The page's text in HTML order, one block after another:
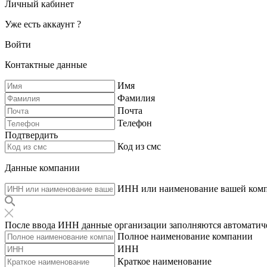
Личный кабинет
Уже есть аккаунт ?
Войти
Контактные данные
Имя
Фамилия
Почта
Телефон
Подтвердить
Код из смс
Данные компании
ИНН или наименование вашей
После ввода ИНН данные организации заполняются
Полное наименование компании
ИНН
Краткое наименование